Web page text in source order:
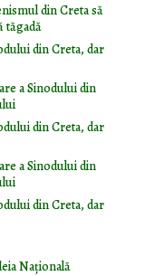
din Creta să
tăgadă
din Creta, dar
a Sinodului din
din Creta, dar
a Sinodului din
din Creta, dar
Naţională